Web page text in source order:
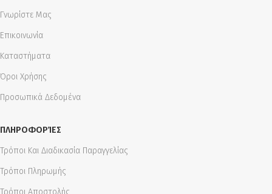
Γνωρίστε Μας
Επικοινωνία
Καταστήματα
Όροι Χρήσης
Προσωπικά Δεδομένα
ΠΛΗΡΟΦΟΡΊΕΣ
Τρόποι Και Διαδικασία Παραγγελίας
Τρόποι Πληρωμής
Τρόποι Αποστολής